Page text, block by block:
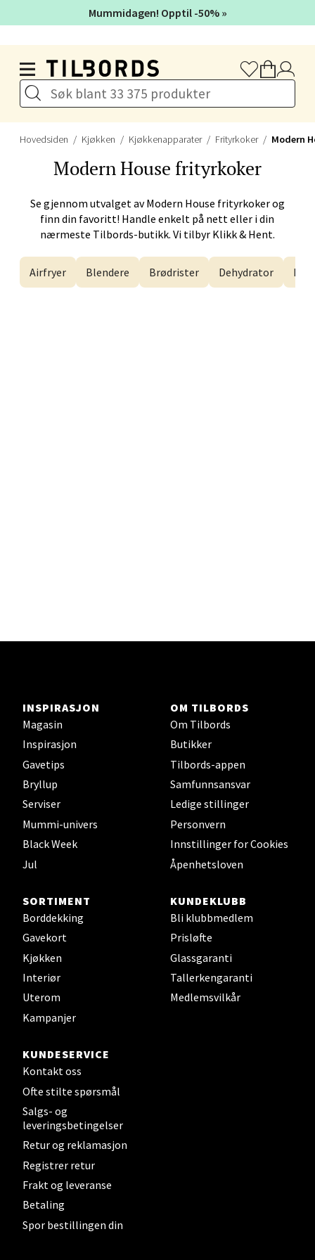
Hovedsiden Kjøkken Kjøkkenapparater Frityrkoker Modern
Modern House frityrkoker
Se gjennom utvalget avModern House frityrkoker og
finn din favoritt! Handle enkelt på nett eller i din
nærmeste Tilbords-butikk. Vi tilbyr Klikk & Hent.
Airfryer Blendere Brødrister Dehydrator
INSPIRASJON
Magasin
Inspirasjon
Gavetips
Bryllup
Serviser
Mummi-univers
Black Week
Jul
OM TILBORDS
Om Tilbords
Butikker
Tilbords-appen
Samfunnsansvar
Ledige stillinger
Personvern
Innstillinger for Cookies
Åpenhetsloven
SORTIMENT
Borddekking
Gavekort
Kjøkken
Interiør
Uterom
Kampanjer
KUNDEKLUBB
Bli klubbmedlem
Prisløfte
Glassgaranti
Tallerkengaranti
Medlemsvilkår
KUNDESERVICE
Kontakt oss
Ofte stilte spørsmål
Salgs- og
leveringsbetingelser
Retur og reklamasjon
Registrer retur
Frakt og leveranse
Betaling
Spor bestillingen din
Mummidagen! Opptil -50% »
Bergen - Galleriet
Åpent i dag 09-21
Velg
Gjøvik - CC Gjøvik
Åpent i dag 10-20
Bergen - Horisont
Myrdalsvegen 2, 5130 Nyborg
Velg
Sandefjord - Hvaltorvet
Torget 7, 3210 Sandefjord
Tromsø - Jekta Storsenter
Åpent i dag 10-21